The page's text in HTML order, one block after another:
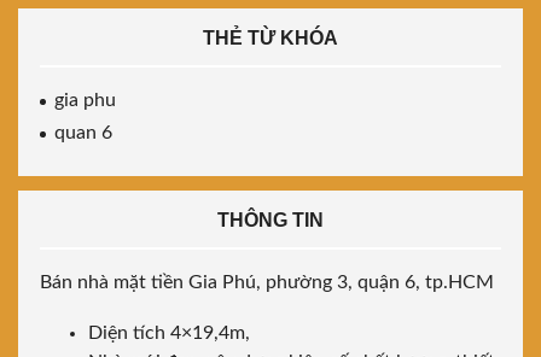
THẺ TỪ KHÓA
gia phu
quan 6
THÔNG TIN
Bán nhà mặt tiền Gia Phú, phường 3, quận 6, tp.HCM
Diện tích 4×19,4m,